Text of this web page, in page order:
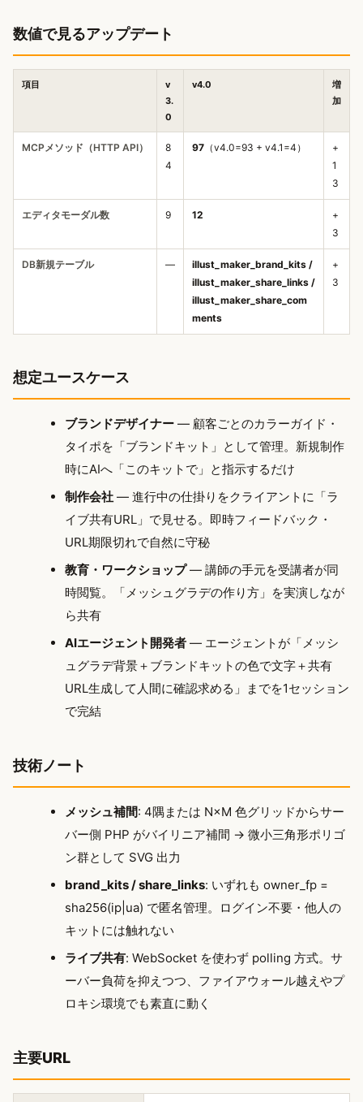
数値で見るアップデート
項目
v
3.
0
v4.0
増
加
MCPメソッド（HTTP API）
8
4
97 （v4.0=93 + v4.1=4）
+
1
3
エディタモーダル数 9 12
+
3
DB新規テーブル —
illust_maker_brand_kits /
illust_maker_share_links /
illust_maker_share_com
ments
+
3
想定ユースケース
ブランドデザイナー — 顧客ごとのカラーガイド・
タイポを「ブランドキット」として管理。新規制作
時にAIへ「このキットで」と指示するだけ
制作会社 — 進行中の仕掛りをクライアントに「ラ
イブ共有URL」で見せる。即時フィードバック・
URL期限切れで自然に守秘
教育・ワークショップ— 講師の手元を受講者が同
時閲覧。「メッシュグラデの作り方」を実演しなが
ら共有
AIエージェント開発者 — エージェントが「メッシ
ュグラデ背景＋ブランドキットの色で文字＋共有
URL生成して人間に確認求める」までを1セッション
で完結
技術ノート
メッシュ補間: 4隅または N×M 色グリッドからサー
バー側 PHP がバイリニア補間 → 微小三角形ポリゴ
ン群として SVG 出力
brand_kits / share_links: いずれも owner_fp =
sha256(ip|ua) で匿名管理。ログイン不要・他人の
キットには触れない
ライブ共有: WebSocket を使わず polling 方式。サ
ーバー負荷を抑えつつ、ファイアウォール越えやプ
ロキシ環境でも素直に動く
主要URL